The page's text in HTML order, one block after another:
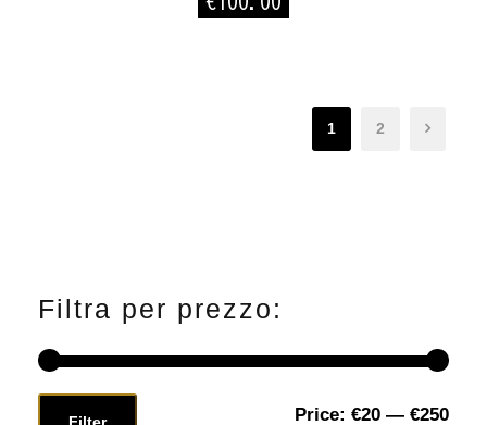
1 2
Filtra per prezzo:
M
M
Filter Price: €20 — €250